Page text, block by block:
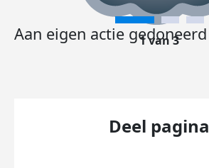
Aan eigen actie gedoneerd
1 van 3
Deel pagina